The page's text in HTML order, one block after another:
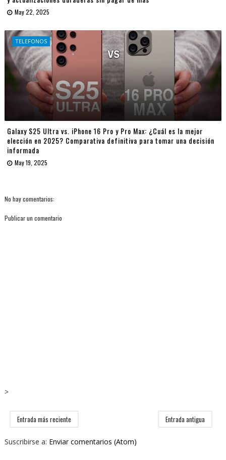
May 22, 2025
TELEFONOS
Galaxy S25 Ultra vs. iPhone 16 Pro y Pro Max: ¿Cuál es la mejor
elección en 2025? Comparativa definitiva para tomar una decisión
informada
May 19, 2025
No hay comentarios:
Publicar un comentario
>
Entrada más reciente Entrada antigua
Suscribirse a: Enviar comentarios (Atom)